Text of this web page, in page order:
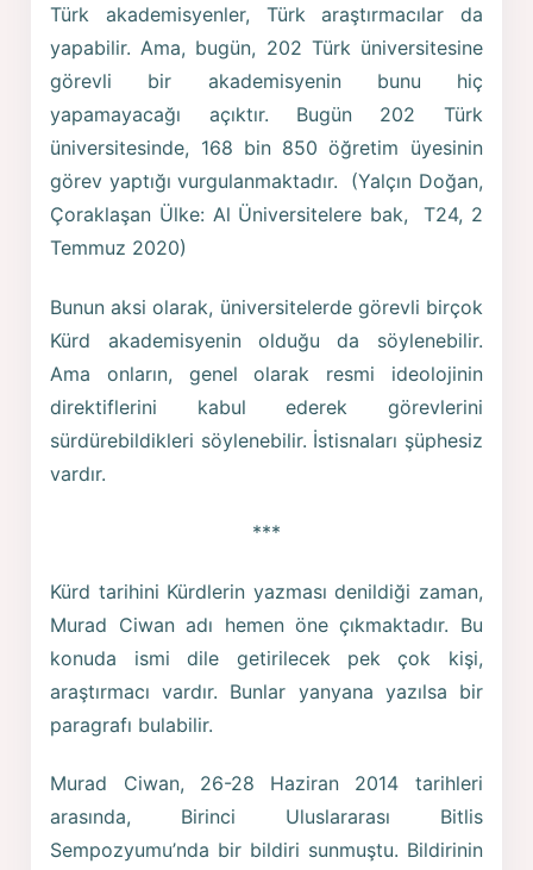
Türk akademisyenler, Türk araştırmacılar da
yapabilir. Ama, bugün, 202 Türk üniversitesine
görevli bir akademisyenin bunu hiç
yapamayacağı açıktır. Bugün 202 Türk
üniversitesinde, 168 bin 850 öğretim üyesinin
görev yaptığı vurgulanmaktadır. (Yalçın Doğan,
Çoraklaşan Ülke: Al Üniversitelere bak, T24, 2
Temmuz 2020)
Bunun aksi olarak, üniversitelerde görevli birçok
Kürd akademisyenin olduğu da söylenebilir.
Ama onların, genel olarak resmi ideolojinin
direktiflerini kabul ederek görevlerini
sürdürebildikleri söylenebilir. İstisnaları şüphesiz
vardır.
***
Kürd tarihini Kürdlerin yazması denildiği zaman,
Murad Ciwan adı hemen öne çıkmaktadır. Bu
konuda ismi dile getirilecek pek çok kişi,
araştırmacı vardır. Bunlar yanyana yazılsa bir
paragrafı bulabilir.
Murad Ciwan, 26-28 Haziran 2014 tarihleri
arasında, Birinci Uluslararası Bitlis
Sempozyumu’nda bir bildiri sunmuştu. Bildirinin